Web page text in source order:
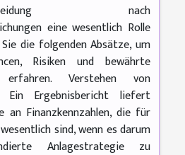
nach
eine wesentlich Rolle
die folgenden Absätze, um
Risiken und bewährte
Verstehen von
Ein Ergebnisbericht liefert
an Finanzkennzahlen, die für
sind, wenn es darum
Anlagestrategie zu